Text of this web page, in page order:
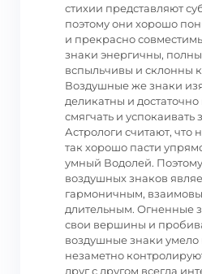
стихии представляют
поэтому они хорошо
и прекрасно
знаки энергичны, полны
вспыльчивы и склонны к
Воздушные же знаки
деликатны и
смягчать и успокаивать
Астрологи считают, что
так хорошо пасти
умный Водолей.
воздушных знаков
гармоничным,
длительным. Огненные
свои вершины и
воздушные знаки
незаметно
друг с другом всегда